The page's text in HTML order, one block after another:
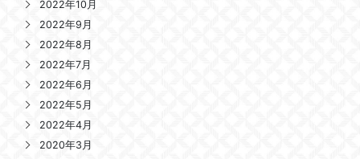
2022年10月
2022年9月
2022年8月
2022年7月
2022年6月
2022年5月
2022年4月
2020年3月